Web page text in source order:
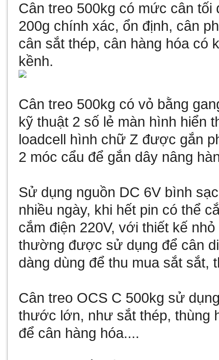
Cân treo 500kg có mức cân
200g chính xác, ổn định, cân
cân sắt thép, cân hàng hóa
kềnh.
Cân treo 500kg có vỏ bằng
kỹ thuật 2 số lẻ màn hình hiển
loadcell hình chữ Z được gắn
2 móc cẩu để gắn dây nâng
Sử dụng nguồn DC 6V bình
nhiều ngày, khi hết pin có thể
cắm điện 220V, với thiết kế
thường được sử dụng để cân
dàng dùng để thu mua sắt sắt,
Cân treo OCS C 500kg sử
thước lớn, như sắt thép, thùng
để cân hàng hóa....